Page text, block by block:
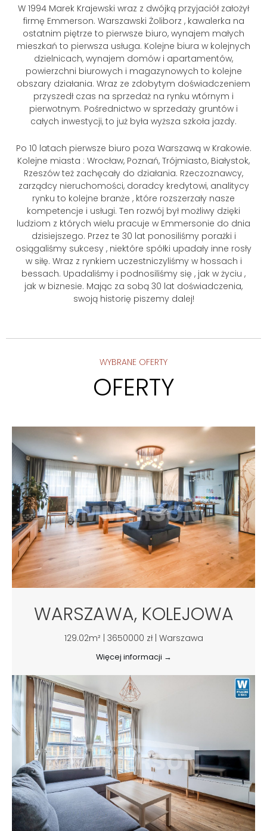
W 1994 Marek Krajewski wraz z dwójką przyjaciół założył
firmę Emmerson. Warszawski Żoliborz , kawalerka na
ostatnim piętrze to pierwsze biuro, wynajem małych
mieszkań to pierwsza usługa. Kolejne biura w kolejnych
dzielnicach, wynajem domów i apartamentów,
powierzchni biurowych i magazynowych to kolejne
obszary działania. Wraz ze zdobytym doświadczeniem
przyszedł czas na sprzedaż na rynku wtórnym i
pierwotnym. Pośrednictwo w sprzedaży gruntów i
całych inwestycji, to już była wyższa szkoła jazdy.
Po 10 latach pierwsze biuro poza Warszawą w Krakowie.
Kolejne miasta : Wrocław, Poznań, Trójmiasto, Białystok,
Rzeszów też zachęcały do działania. Rzeczoznawcy,
zarządcy nieruchomości, doradcy kredytowi, analitycy
rynku to kolejne branże , które rozszerzały nasze
kompetencje i usługi. Ten rozwój był możliwy dzięki
ludziom z których wielu pracuje w Emmersonie do dnia
dzisiejszego. Przez te 30 lat ponosiliśmy porażki i
osiągaliśmy sukcesy , niektóre spółki upadały inne rosły
w siłę. Wraz z rynkiem uczestniczyliśmy w hossach i
bessach. Upadaliśmy i podnosiliśmy się , jak w życiu ,
jak w biznesie. Mając za sobą 30 lat doświadczenia,
swoją historię piszemy dalej!
WYBRANE OFERTY
OFERTY
WARSZAWA, KOLEJOWA
129.02m² | 3650000 zł | Warszawa
Więcej informacji →